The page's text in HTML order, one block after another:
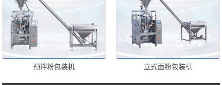
预拌粉包装机 立式面粉包装机